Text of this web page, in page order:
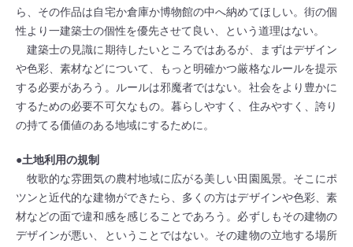
ら、その作品は自宅か倉庫か博物館の中へ納めてほしい。街の個
性より一建築士の個性を優先させて良い、という道理はない。
建築士の見識に期待したいところではあるが、まずはデザイン
や色彩、素材などについて、もっと明確かつ厳格なルールを提示
する必要があろう。ルールは邪魔者ではない。社会をより豊かに
するための必要不可欠なもの。暮らしやすく、住みやすく、誇り
の持てる価値のある地域にするために。
●土地利用の規制
牧歌的な雰囲気の農村地域に広がる美しい田園風景。そこにポ
ツンと近代的な建物ができたら、多くの方はデザインや色彩、素
材などの面で違和感を感じることであろう。必ずしもその建物の
デザインが悪い、ということではない。その建物の立地する場所